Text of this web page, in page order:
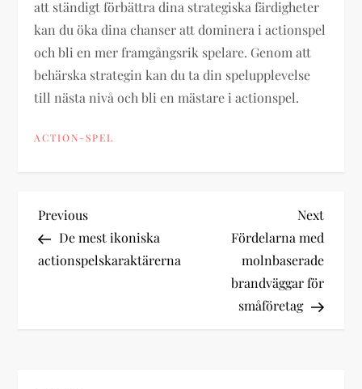
att ständigt förbättra dina strategiska färdigheter
kan du öka dina chanser att dominera i actionspel
och bli en mer framgångsrik spelare. Genom att
behärska strategin kan du ta din spelupplevelse
till nästa nivå och bli en mästare i actionspel.
ACTION-SPEL
P
o
Previous
Post
Previous
De mest ikoniska
actionspelskaraktärerna
Next
Post
Next
Fördelarna med
molnbaserade
brandväggar för
småföretag